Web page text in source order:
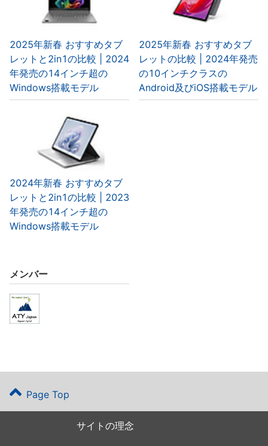
2025年新春 おすすめタブ
レットと2in1の比較 | 2024
年発売の14インチ超の
Windows搭載モデル
2025年新春 おすすめタブ
レットの比較 | 2024年発売
の10インチクラスの
Android及びiOS搭載モデル
2024年新春 おすすめタブ
レットと2in1の比較 | 2023
年発売の14インチ超の
Windows搭載モデル
メンバー
Page Top
サイトの理念